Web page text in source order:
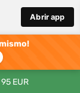
Abrir app
EUR